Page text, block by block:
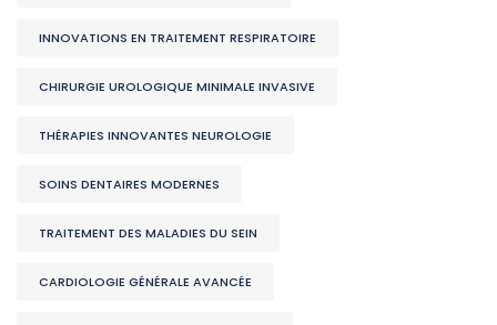
INNOVATIONS EN TRAITEMENT RESPIRATOIRE
CHIRURGIE UROLOGIQUE MINIMALE INVASIVE
THÉRAPIES INNOVANTES NEUROLOGIE
SOINS DENTAIRES MODERNES
TRAITEMENT DES MALADIES DU SEIN
CARDIOLOGIE GÉNÉRALE AVANCÉE